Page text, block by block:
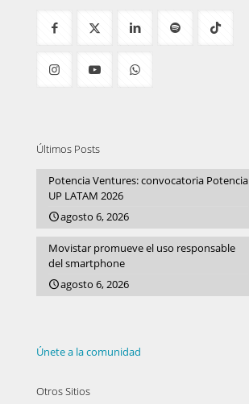
Últimos Posts
Potencia Ventures: convocatoria Potencia
UP LATAM 2026
agosto 6, 2026
Movistar promueve el uso responsable
del smartphone
agosto 6, 2026
Únete a la comunidad
Otros Sitios